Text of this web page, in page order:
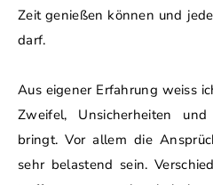
Zeit genießen können und
darf.
Aus eigener Erfahrung weiss
Zweifel, Unsicherheiten
bringt. Vor allem die
sehr belastend sein.